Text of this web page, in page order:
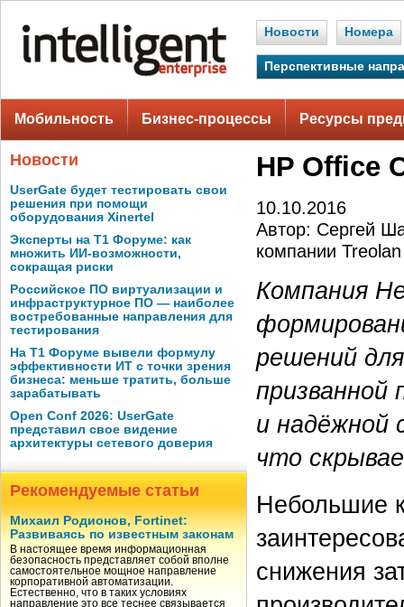
Новости Номера
Перспективные
Мобильность Бизнес-процессы Ресурсы
Новости
UserGate будет тестировать свои
решения при помощи
оборудования Xinertel
Эксперты на Т1 Форуме: как
множить ИИ-возможности,
сокращая риски
Российское ПО виртуализации и
инфраструктурное ПО — наиболее
востребованные направления для
тестирования
На Т1 Форуме вывели формулу
эффективности ИТ с точки зрения
бизнеса: меньше тратить, больше
зарабатывать
Open Conf 2026: UserGate
представил свое видение
архитектуры сетевого доверия
Рекомендуемые статьи
Михаил Родионов, Fortinet:
Развиваясь по известным законам
В настоящее время информационная
безопасность представляет собой вполне
самостоятельное мощное направление
корпоративной автоматизации.
Естественно, что в таких условиях
направление это все теснее связывается
HP Office
10.10.2016
Автор: Сергей
компании Treolan
Компания
решений
призванной
и надёжной
что
Небольшие
снижения